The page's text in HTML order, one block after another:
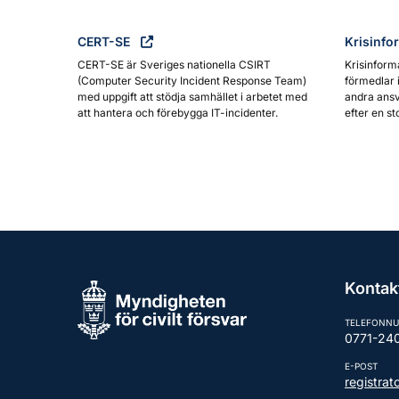
CERT-SE
CERT-SE är Sveriges nationella CSIRT
(Computer Security Incident Response Team)
med uppgift att stödja samhället i arbetet med
att hantera och förebygga IT-incidenter.
förmedlar
andra
efter en
0771-
E-POST